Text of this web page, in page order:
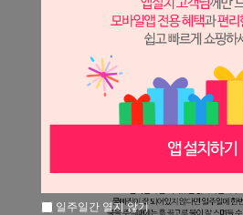
일주일간 열지 않기